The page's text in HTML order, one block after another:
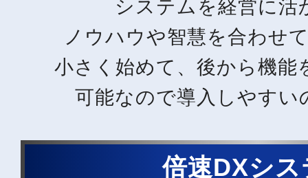
システムを経営に活
ノウハウや智慧を合わせ
小さく始めて、後から機能
可能なので導入しやすい
倍速DXシス